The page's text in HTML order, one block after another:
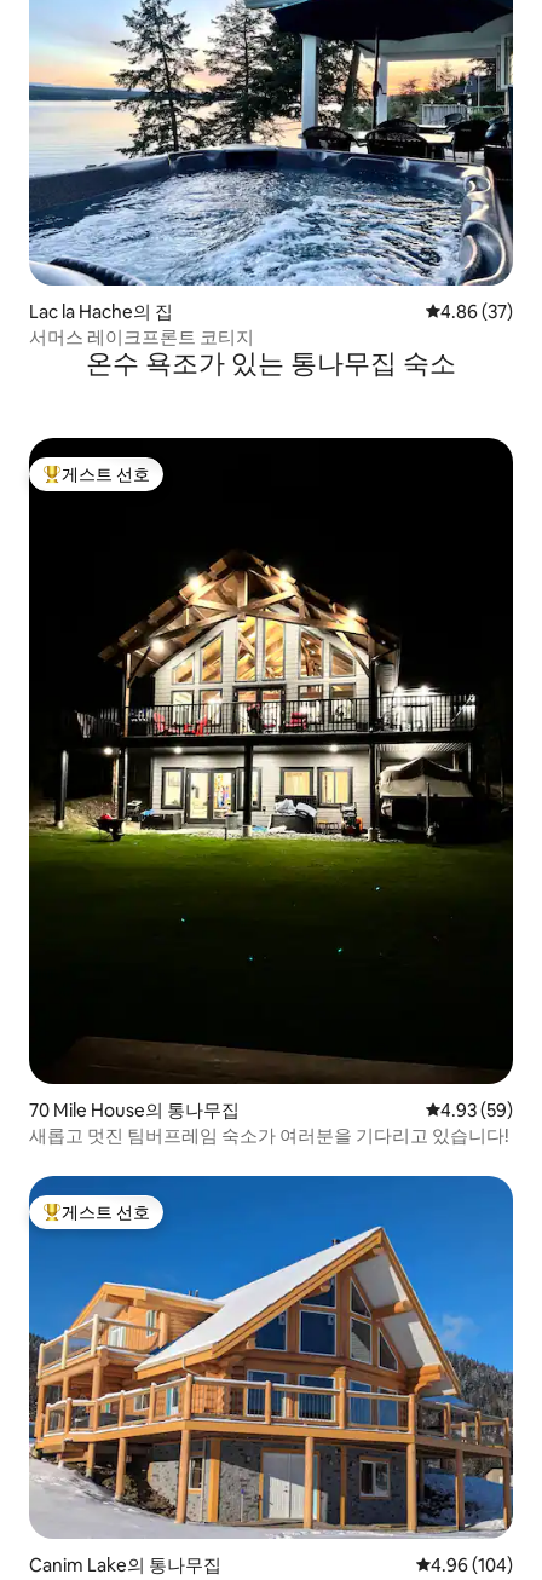
Lac la Hache의 집 평점 4.86점(5
4.86 (37)
서머스 레이크프론트 코티지
온수 욕조가 있는 통나무집 숙소
상위 게스트 선호
게스트 선호
70 Mile House의 통나무집 평점 4.93점(5
4.93 (59)
새롭고 멋진 팀버프레임 숙소가 여러분을 기다리고 있습니다!
상위 게스트 선호
게스트 선호
Canim Lake의 통나무집 평점 4.96점(5
4.96 (104)